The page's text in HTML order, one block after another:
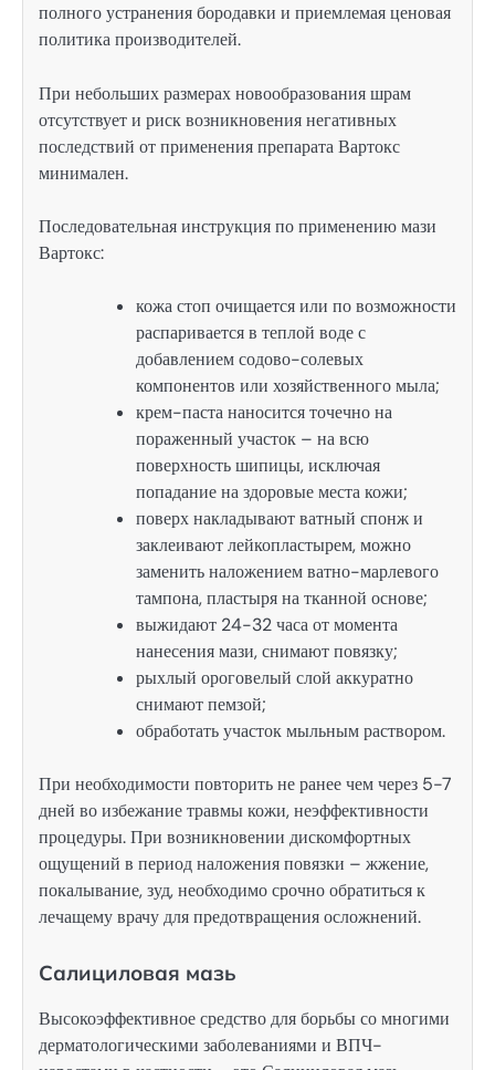
полного устранения бородавки и приемлемая ценовая
политика производителей.
При небольших размерах новообразования шрам
отсутствует и риск возникновения негативных
последствий от применения препарата Вартокс
минимален.
Последовательная инструкция по применению мази
Вартокс:
кожа стоп очищается или по возможности
распаривается в теплой воде с
добавлением содово-солевых
компонентов или хозяйственного мыла;
крем-паста наносится точечно на
пораженный участок – на всю
поверхность шипицы, исключая
попадание на здоровые места кожи;
поверх накладывают ватный спонж и
заклеивают лейкопластырем, можно
заменить наложением ватно-марлевого
тампона, пластыря на тканной основе;
выжидают 24-32 часа от момента
нанесения мази, снимают повязку;
рыхлый ороговелый слой аккуратно
снимают пемзой;
обработать участок мыльным раствором.
При необходимости повторить не ранее чем через 5-7
дней во избежание травмы кожи, неэффективности
процедуры. При возникновении дискомфортных
ощущений в период наложения повязки – жжение,
покалывание, зуд, необходимо срочно обратиться к
лечащему врачу для предотвращения осложнений.
Салициловая мазь
Высокоэффективное средство для борьбы со многими
дерматологическими заболеваниями и ВПЧ-